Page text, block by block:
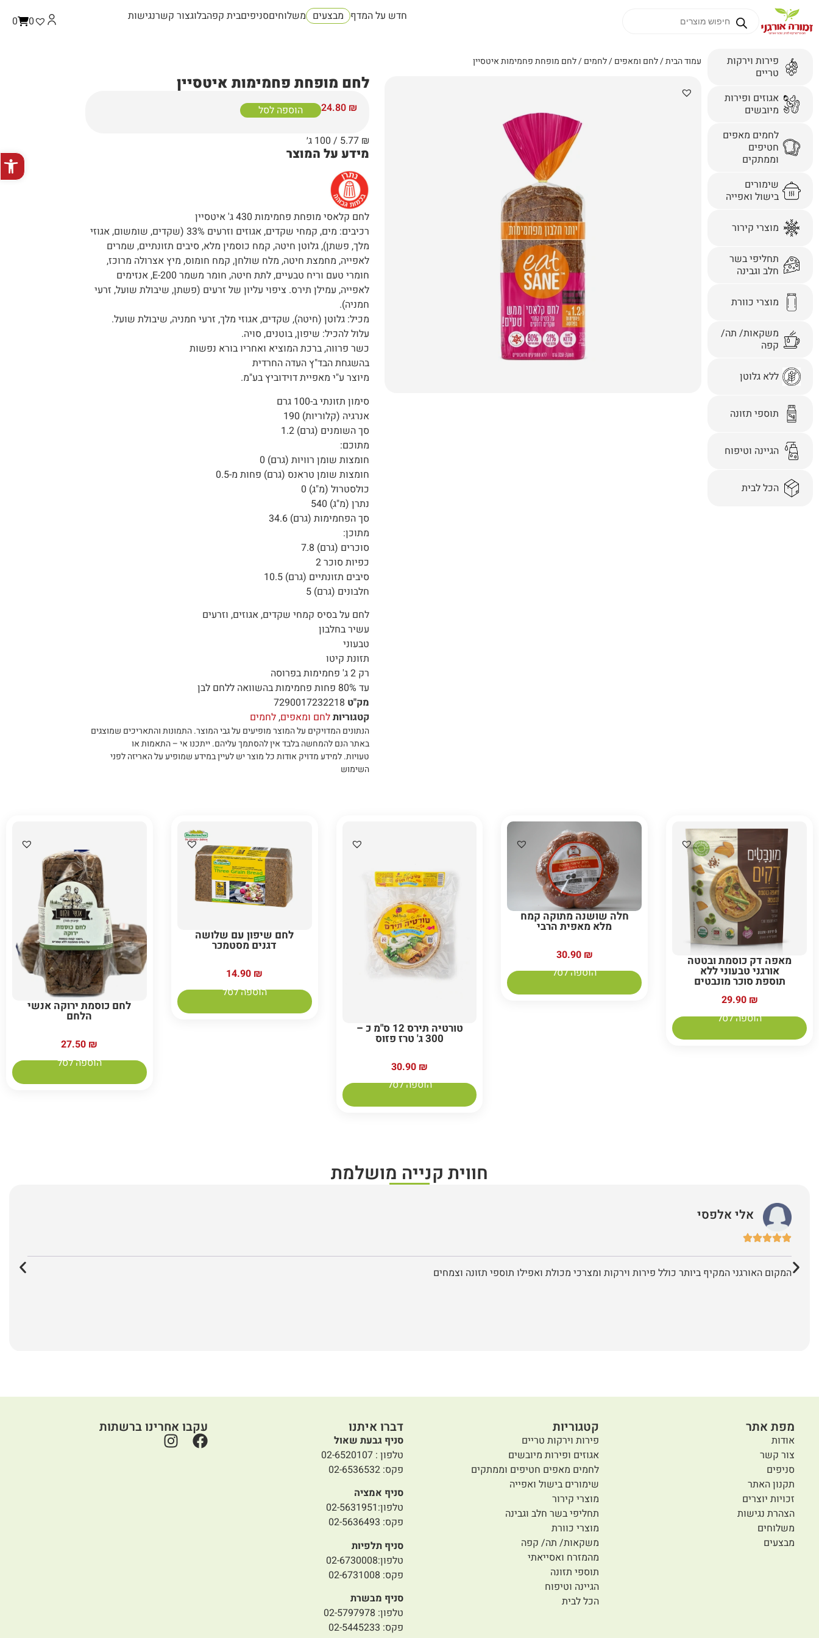
פתח
0 0 חדש על המדף מבצעים משלוחיםסניפיםבית קפהבלוגצור קשרנגישות
פירות וירקות
טריים
אגוזים ופירות
מיובשים
לחמים מאפים
חטיפים
וממתקים
שימורים
בישול ואפייה
מוצרי קירור
תחליפי בשר
חלב וגבינה
מוצרי כוורת
משקאות/ תה/
קפה
ללא גלוטן
תוספי תזונה
הגיינה וטיפוח
הכל לבית
עמוד הבית/לחם ומאפים/לחמים/ לחם מופחת פחמימות איטסיין
לחם מופחת פחמימות איטסיין
24.80 ₪ הוספה לסל
5.77 ₪ / 100 ג׳
מידע על המוצר
לחם קלאסי מופחת פחמימות 430 ג' איטסיין
רכיבים: מים, קמחי שקדים, אגוזים וזרעים 33% (שקדים, שומשום, אגוזי
מלך, פשתן), גלוטן חיטה, קמח כוסמין מלא, סיבים תזונתיים, שמרים
לאפייה, מחמצת חיטה, מלח שולחן, קמח חומוס, מיץ אצרולה מרוכז,
חומרי טעם וריח טבעיים, לתת חיטה, חומר משמר E-200, אנזימים
לאפייה, עמילן תירס. ציפוי עליון של זרעים (פשתן, שיבולת שועל, זרעי
חמניה).
מכיל: גלוטן (חיטה), שקדים, אגוזי מלך, זרעי חמניה, שיבולת שועל.
עלול להכיל: שיפון, בוטנים, סויה.
כשר פרווה, ברכת המוציא ואחריו בורא נפשות
בהשגחת הבד"ץ העדה החרדית
מיוצר ע"י מאפיית דוידוביץ בע"מ.
סימון תזונתי ב-100 גרם
אנרגיה (קלוריות) 190
סך השומנים (גרם) 1.2
מתוכם:
חומצות שומן רוויות (גרם) 0
חומצות שומן טראנס (גרם) פחות מ-0.5
כולסטרול (מ"ג) 0
נתרן (מ"ג) 540
סך הפחמימות (גרם) 34.6
מתוכן:
סוכרים (גרם) 7.8
כפיות סוכר 2
סיבים תזונתיים (גרם) 10.5
חלבונים (גרם) 5
לחם על בסיס קמחי שקדים, אגוזים, וזרעים
עשיר בחלבון
טבעוני
תזונת קיטו
רק 2 ג' פחמימות בפרוסה
עד 80% פחות פחמימות בהשוואה ללחם לבן
מק"ט 7290017232218
קטגוריותלחם ומאפים,לחמים
הנתונים המדויקים על המוצר מופיעים על גבי המוצר.התמונות והתאריכים שמוצגים
באתר הנם להמחשה בלבד אין להסתמך עליהם.ייתכנו אי – התאמות או
טעויות.למידע מדויק אודות כל מוצר יש לעיין במידע שמופיע על האריזה לפני
השימוש
מאפה דק כוסמת ובטטה
אורגני טבעוני ללא
תוספת סוכר מונבטים
29.90 ₪
הוספה לסל
חלה שושנה מתוקה קמח
מלא מאפית הרבי
30.90 ₪
הוספה לסל
טורטיה תירס 12 ס"מ כ –
300 ג' טרז פזוס
30.90 ₪
הוספה לסל
לחם שיפון עם שלושה
דגנים מסטמכר
14.90 ₪
הוספה לסל
לחם כוסמת ירוקה אנשי
הלחם
27.50 ₪
הוספה לסל
חווית קנייה מושלמת
אלי אלפסי
המקום האורגני המקיף ביותר כולל פירות וירקות ומצרכי מכולת ואפילו תוספי תזונה וצמחים
מפת אתר
אודות
צור קשר
סניפים
תקנון האתר
זכויות יוצרים
הצהרת נגישות
משלוחים
מבצעים
קטגוריות
פירות וירקות טריים
אגוזים ופירות מיובשים
לחמים מאפים חטיפים וממתקים
שימורים בישול ואפייה
מוצרי קירור
תחליפי בשר חלב וגבינה
מוצרי כוורת
משקאות/ תה/ קפה
מהמזרח ואסייאתי
תוספי תזונה
הגיינה וטיפוח
הכל לבית
דברו איתנו
סניף גבעת שאול
טלפון : 02-6520107
פקס: 02-6536532
סניף אמציה
טלפון:02-5631951
פקס: 02-5636493
סניף תלפיות
טלפון:02-6730008
פקס: 02-6731008
סניף מבשרת
טלפון: 02-5797978
פקס: 02-5445233
עקבו אחרינו ברשתות